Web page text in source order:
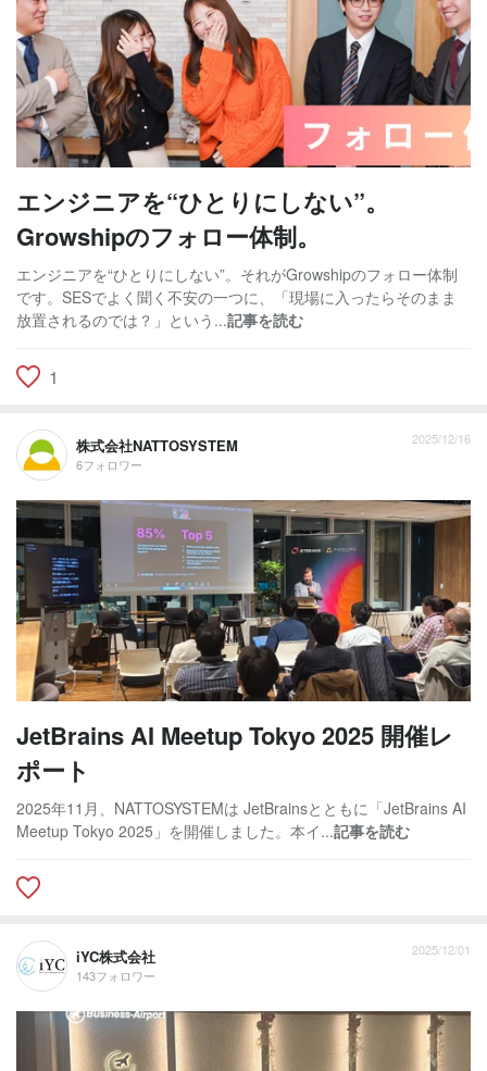
エンジニアを“ひとりにしない”。
Growshipのフォロー体制。
エンジニアを“ひとりにしない”。それがGrowshipのフォロー体制
です。SESでよく聞く不安の一つに、「現場に入ったらそのまま
放置されるのでは？」という...記事を読む
1
株式会社NATTOSYSTEM
6フォロワー
2025/12/16
JetBrains AI Meetup Tokyo 2025 開催レ
ポート
2025年11月、NATTOSYSTEMは JetBrainsとともに「JetBrains AI
Meetup Tokyo 2025」を開催しました。本イ...記事を読む
iYC株式会社
143フォロワー
2025/12/01